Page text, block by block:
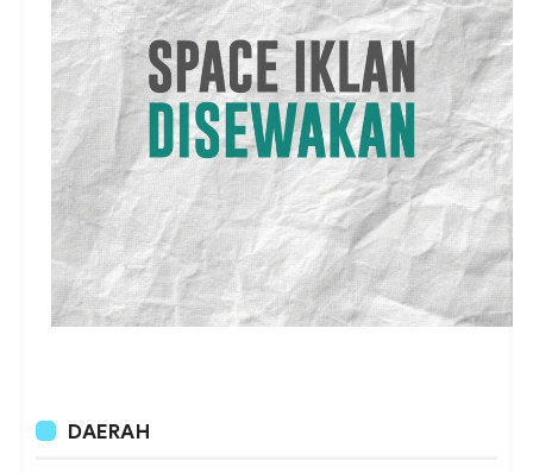
DAERAH